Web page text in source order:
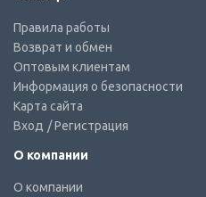
Правила работы
Возврат и обмен
Оптовым клиентам
Информация о безопасности
Карта сайта
Вход / Регистрация
О компании
О компании